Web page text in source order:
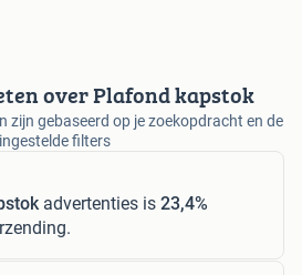
over Plafond kapstok
zijn gebaseerd op je zoekopdracht en de
ingestelde filters
advertenties is 23,4%